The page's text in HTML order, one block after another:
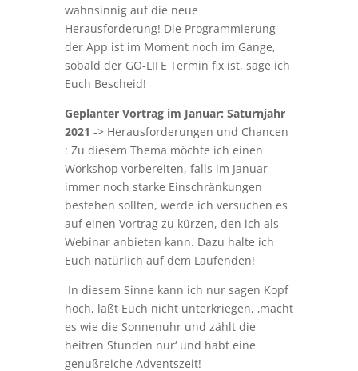
wahnsinnig auf die neue
Herausforderung! Die Programmierung
der App ist im Moment noch im Gange,
sobald der GO-LIFE Termin fix ist, sage ich
Euch Bescheid!
Geplanter Vortrag im Januar: Saturnjahr
2021 -> Herausforderungen und Chancen
: Zu diesem Thema möchte ich einen
Workshop vorbereiten, falls im Januar
immer noch starke Einschränkungen
bestehen sollten, werde ich versuchen es
auf einen Vortrag zu kürzen, den ich als
Webinar anbieten kann. Dazu halte ich
Euch natürlich auf dem Laufenden!
In diesem Sinne kann ich nur sagen Kopf
hoch, laßt Euch nicht unterkriegen, ‚macht
es wie die Sonnenuhr und zählt die
heitren Stunden nur‘ und habt eine
genußreiche Adventszeit!